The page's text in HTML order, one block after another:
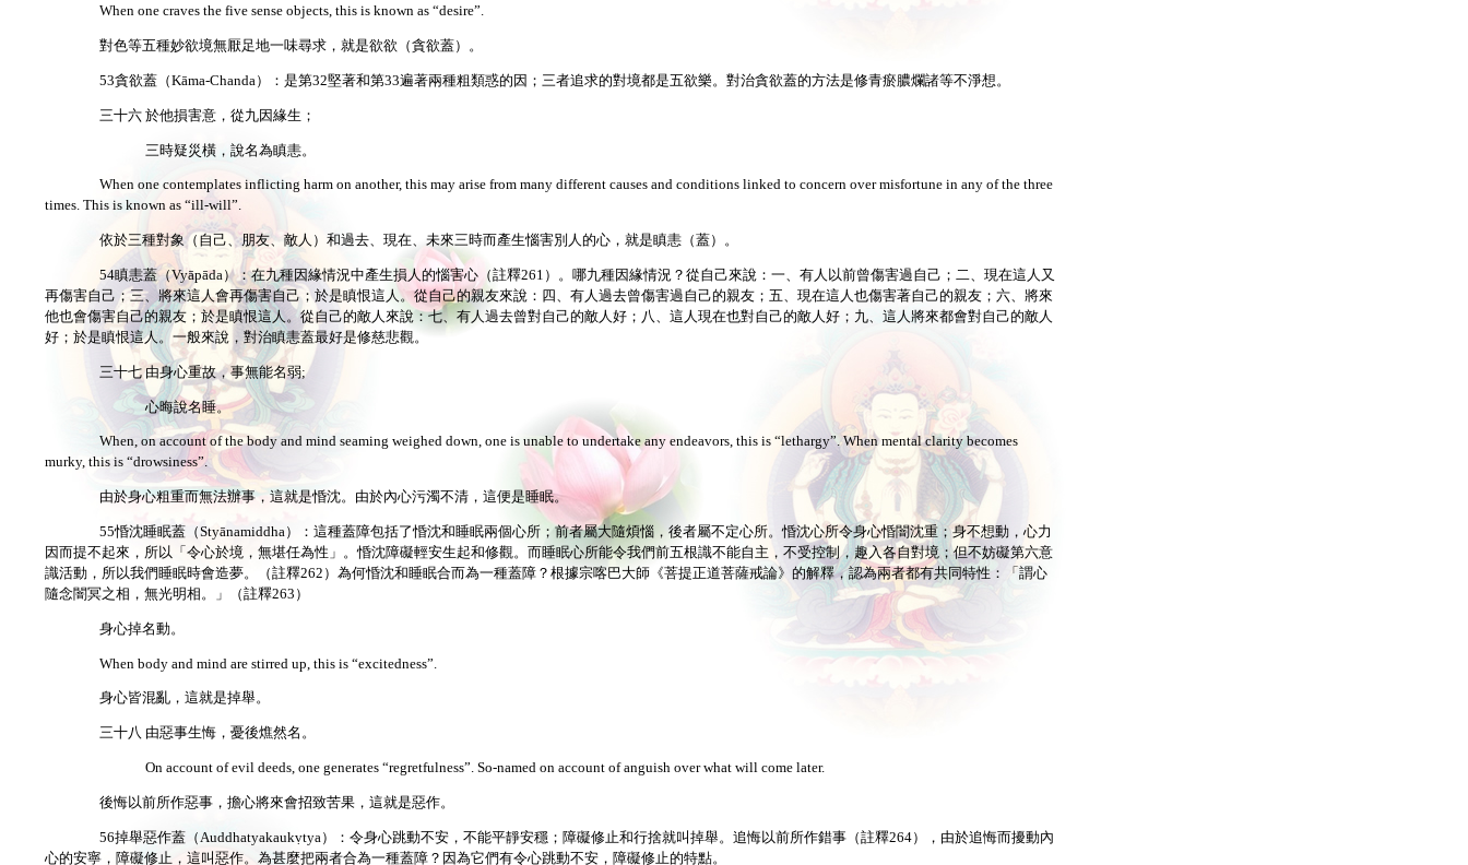
When one craves the five sense objects, this is known as “desire”.
對色等五種妙欲境無厭足地一味尋求，就是欲欲（貪欲蓋）。
53貪欲蓋（Kāma-Chanda）：是第32堅著和第33遍著兩種粗類惑的因；三者追求的對境都是五欲樂。對治貪欲蓋的方法是修青瘀膿爛諸等不淨想。
三十六 於他損害意，從九因緣生；
三時疑災橫，說名為瞋恚。
When one contemplates inflicting harm on another, this may arise from many different causes and conditions linked to concern over misfortune in any of the three
times. This is known as “ill-will”.
依於三種對象（自己、朋友、敵人）和過去、現在、未來三時而產生惱害別人的心，就是瞋恚（蓋）。
54瞋恚蓋（Vyāpāda）：在九種因緣情況中產生損人的惱害心（註釋261）。哪九種因緣情況？從自己來說：一、有人以前曾傷害過自己；二、現在這人又
再傷害自己；三、將來這人會再傷害自己；於是瞋恨這人。從自己的親友來說：四、有人過去曾傷害過自己的親友；五、現在這人也傷害著自己的親友；六、將來
他也會傷害自己的親友；於是瞋恨這人。從自己的敵人來說：七、有人過去曾對自己的敵人好；八、這人現在也對自己的敵人好；九、這人將來都會對自己的敵人
好；於是瞋恨這人。一般來說，對治瞋恚蓋最好是修慈悲觀。
三十七 由身心重故，事無能名弱;
心晦說名睡。
When, on account of the body and mind seaming weighed down, one is unable to undertake any endeavors, this is “lethargy”. When mental clarity becomes
murky, this is “drowsiness”.
由於身心粗重而無法辦事，這就是惛沈。由於內心污濁不清，這便是睡眠。
55惛沈睡眠蓋（Styānamiddha）：這種蓋障包括了惛沈和睡眠兩個心所；前者屬大隨煩惱，後者屬不定心所。惛沈心所令身心惛闇沈重；身不想動，心力
因而提不起來，所以「令心於境，無堪任為性」。惛沈障礙輕安生起和修觀。而睡眠心所能令我們前五根識不能自主，不受控制，趣入各自對境；但不妨礙第六意
識活動，所以我們睡眠時會造夢。（註釋262）為何惛沈和睡眠合而為一種蓋障？根據宗喀巴大師《菩提正道菩薩戒論》的解釋，認為兩者都有共同特性：「謂心
隨念闇冥之相，無光明相。」（註釋263）
身心掉名動。
When body and mind are stirred up, this is “excitedness”.
身心皆混亂，這就是掉舉。
三十八 由惡事生悔，憂後燋然名。
On account of evil deeds, one generates “regretfulness”. So-named on account of anguish over what will come later.
後悔以前所作惡事，擔心將來會招致苦果，這就是惡作。
56掉舉惡作蓋（Auddhatyakaukṿtya）：令身心跳動不安，不能平靜安穩；障礙修止和行捨就叫掉舉。追悔以前所作錯事（註釋264），由於追悔而擾動內
心的安寧，障礙修止，這叫惡作。為甚麼把兩者合為一種蓋障？因為它們有令心跳動不安，障礙修止的特點。